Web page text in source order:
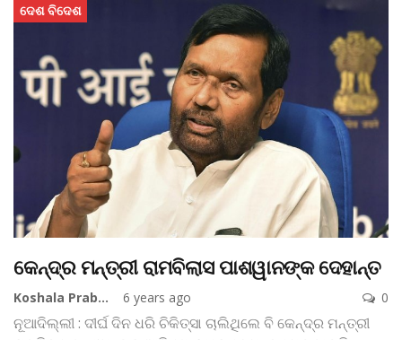
ଦେଶ ବିଦେଶ
କେନ୍ଦ୍ର ମନ୍ତ୍ରୀ ରାମବିଲାସ ପାଶୱାନଙ୍କ ଦେହାନ୍ତ
Koshala Prabaha 6 years ago 0
ନୂଆଦିଲ୍ଲୀ : ଦୀର୍ଘ ଦିନ ଧରି ଚିକିତ୍ସା ଚାଲିଥିଲେ ବି କେନ୍ଦ୍ର ମନ୍ତ୍ରୀ